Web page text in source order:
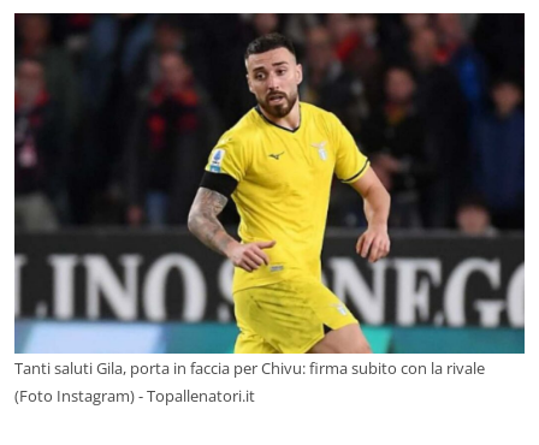
Tanti saluti Gila, porta in faccia per Chivu: firma subito con la rivale
(Foto Instagram) - Topallenatori.it